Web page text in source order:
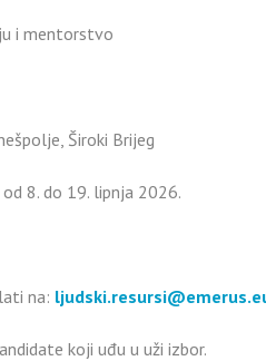
i mentorstvo
Široki Brijeg
od 8. do 19. lipnja 2026.
na:
koji uđu u uži izbor.